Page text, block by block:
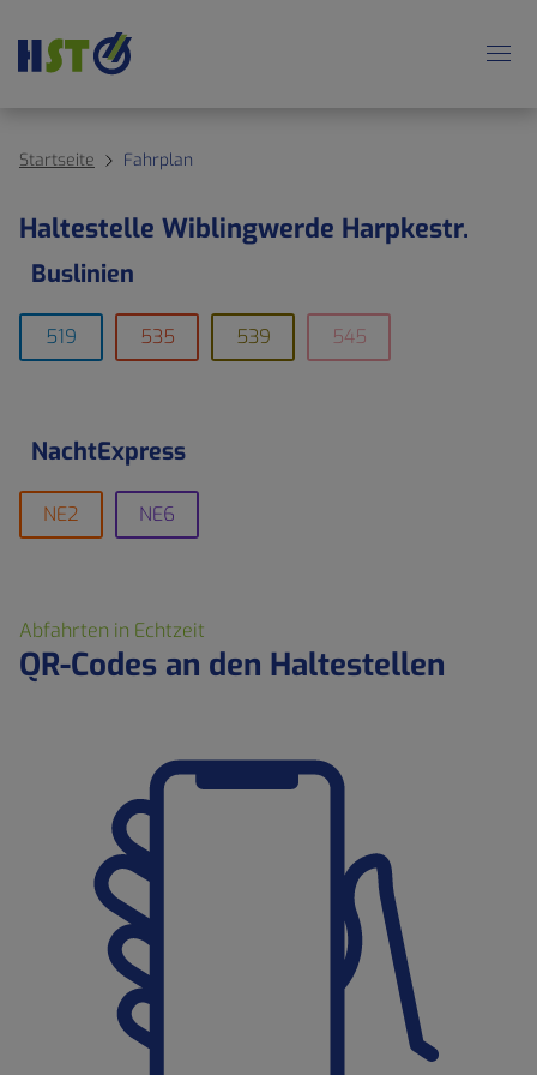
Startseite Fahrplan
Haltestelle Wiblingwerde Harpkestr.
Buslinien
519 535 539 545
NachtExpress
NE2 NE6
Abfahrten in Echtzeit
QR-Codes an den Haltestellen